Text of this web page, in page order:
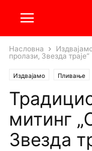
Насловна
пролази, Звезда траје“
Издвајамо Пливање
митинг
Звезда